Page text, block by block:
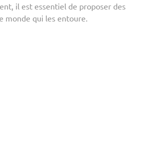
il est essentiel de proposer des
qui les entoure.